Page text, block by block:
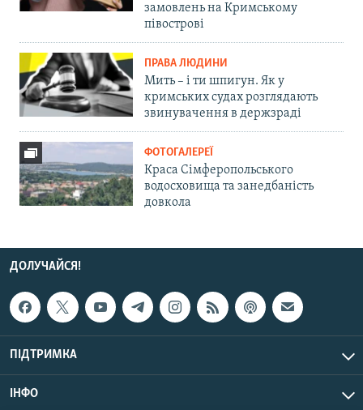
замовлень на Кримському
півострові
ПРАВА ЛЮДИНИ
Мить – і ти шпигун. Як у
кримських судах розглядають
звинувачення в держзраді
ФОТОГАЛЕРЕЇ
Краса Сімферопольського
водосховища та занедбаність
довкола
ДОЛУЧАЙСЯ!
ПІДТРИМКА
ІНФО